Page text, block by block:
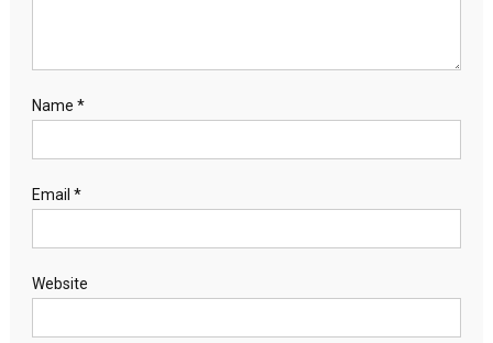
Name *
Email *
Website